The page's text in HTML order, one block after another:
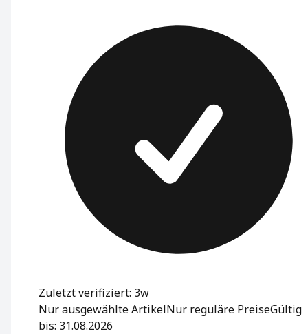
Zuletzt verifiziert: 3w
Nur ausgewählte ArtikelNur reguläre PreiseGültig
bis: 31.08.2026